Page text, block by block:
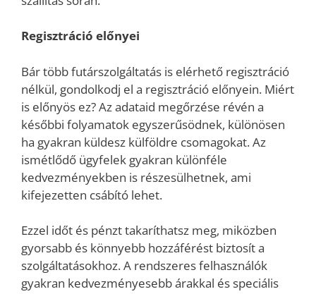
Regisztráció előnyei
Bár több futárszolgáltatás is elérhető regisztráció
nélkül, gondolkodj el a regisztráció előnyein. Miért
is előnyös ez? Az adataid megőrzése révén a
későbbi folyamatok egyszerűsödnek, különösen
ha gyakran küldesz külföldre csomagokat. Az
ismétlődő ügyfelek gyakran különféle
kedvezményekben is részesülhetnek, ami
kifejezetten csábító lehet.
Ezzel időt és pénzt takaríthatsz meg, miközben
gyorsabb és könnyebb hozzáférést biztosít a
szolgáltatásokhoz. A rendszeres felhasználók
gyakran kedvezményesebb árakkal és speciális